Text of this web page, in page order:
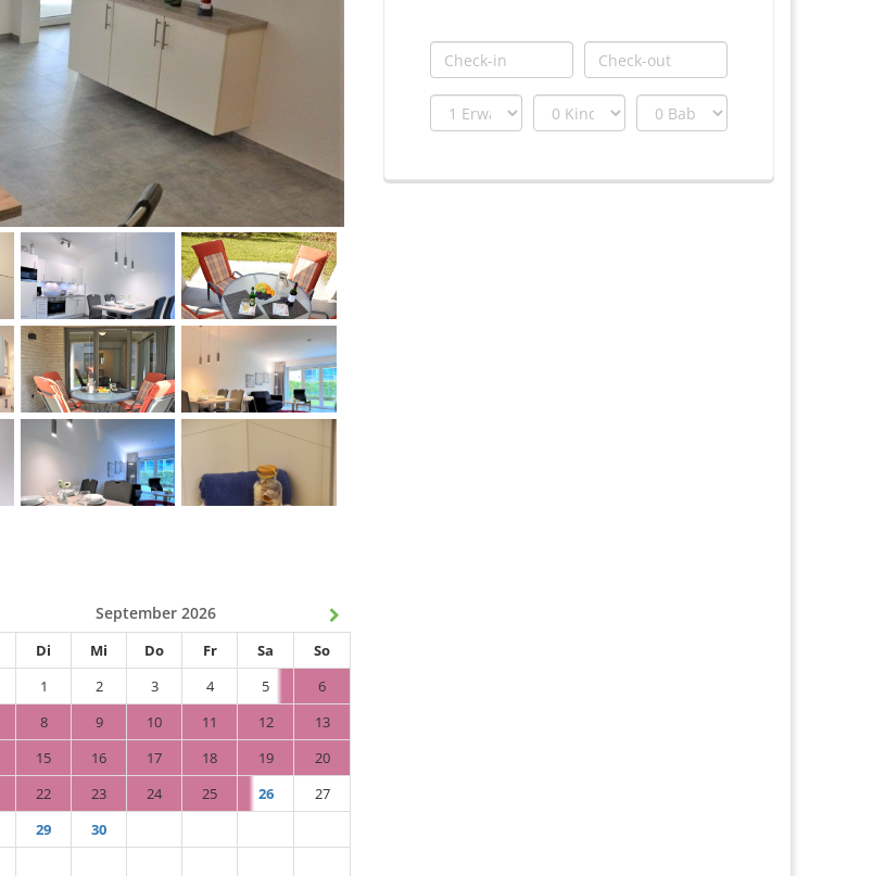
September 2026
Di Mi Do Fr Sa
So
1
2 3 4 5
6
8 9 10 11 12
13
15 16 17 18 19
20
22 23 24 25 26
27
29 30